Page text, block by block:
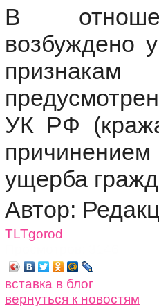
В
возбуждено
признакам
УК РФ
ущерба
Автор:
TLTgorod
вставка в блог
вернуться к новостям